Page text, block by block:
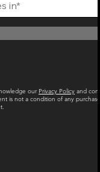
our Privacy Policy and
is not a condition of any purchase.